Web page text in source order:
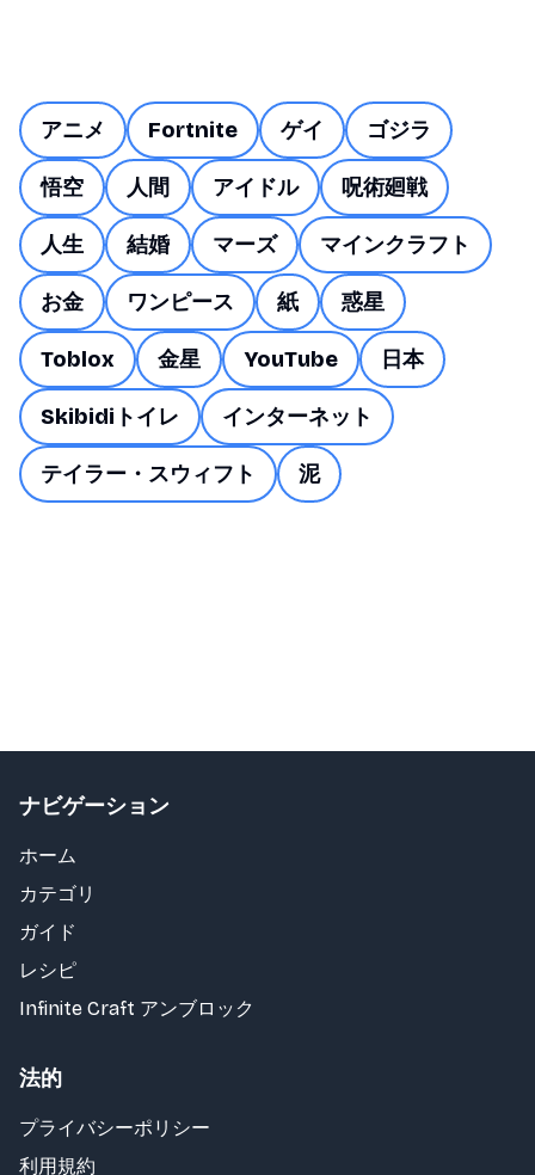
アニメ Fortnite ゲイ ゴジラ
悟空 人間 アイドル 呪術廻戦
人生 結婚 マーズ マインクラフト
お金 ワンピース 紙 惑星
Toblox 金星 YouTube 日本
Skibidiトイレ インターネット
テイラー・スウィフト 泥
ナビゲーション
ホーム
カテゴリ
ガイド
レシピ
Infinite Craft アンブロック
法的
プライバシーポリシー
利用規約